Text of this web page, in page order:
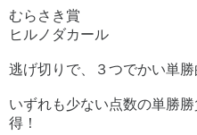
むらさき賞
ヒルノダカール
逃げ切りで、３つでかい単
いずれも少ない点数の単勝
得！